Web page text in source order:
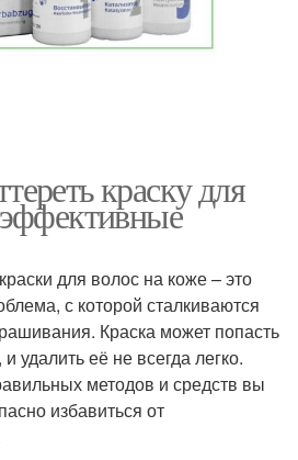
краску для
для волос на коже – это
с которой сталкиваются
Краска может попасть
удалить её не всегда легко.
методов и средств вы
избавиться от